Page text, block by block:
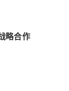
略合作